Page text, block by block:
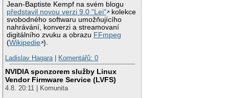
Jean-Baptiste Kempf na svém blogu
představil novou verzi 9.0 "Lei"
kolekce
svobodného softwaru umožňujícího
nahrávání, konverzi a streamovaní
digitálního zvuku a obrazu FFmpeg
(Wikipedie ).
Ladislav Hagara| Komentářů: 0
NVIDIA sponzorem služby Linux
Vendor Firmware Service (LVFS)
4.8. 20:11 | Komunita